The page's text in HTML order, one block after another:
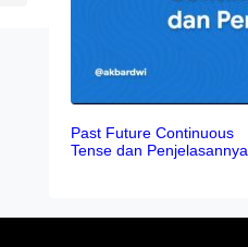
Past Future Continuous
Tense dan Penjelasannya